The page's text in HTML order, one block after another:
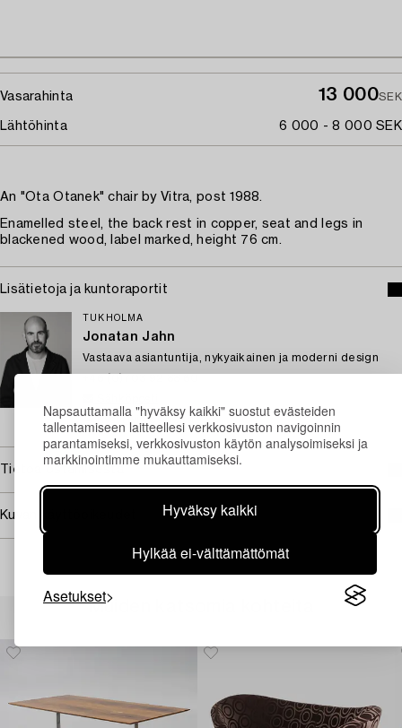
Napsauttamalla "hyväksy kaikki" suostut evästeiden
tallentamiseen laitteellesi verkkosivuston navigoinnin
parantamiseksi, verkkosivuston käytön analysoimiseksi ja
markkinointimme mukauttamiseksi.
Hyväksy kaikki
Hylkää ei-välttämättömät
Asetukset
Vasarahinta 13 000SEK
Lähtöhinta 6 000 - 8 000 SEK
An "Ota Otanek" chair by Vitra, post 1988.
Enamelled steel, the back rest in copper, seat and legs in
blackened wood, label marked, height 76 cm.
Lisätietoja ja kuntoraportit
TUKHOLMA
Jonatan Jahn
Vastaava asiantuntija, nykyaikainen ja moderni design
→ Kysyttyjä esineitä
Tietoa ostamisesta
Kuvan käyttöoikeudet
Muiden katsomia kohteita